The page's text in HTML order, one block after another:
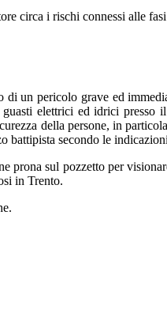
circa i rischi connessi alle
un pericolo grave ed
elettrici ed idrici
della persone, in
secondo le
prona sul pozzetto per
in Trento.